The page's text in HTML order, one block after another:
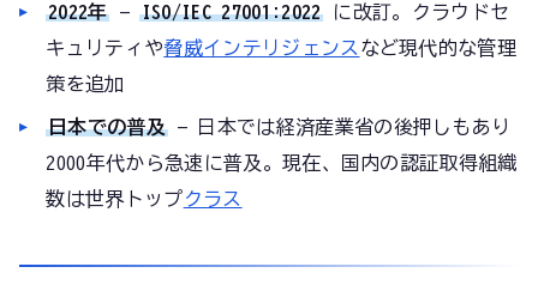
2022年 —ISO/IEC 27001:2022 に改訂。クラウドセ
キュリティや脅威インテリジェンス など現代的な管理
策を追加
日本での普及— 日本では経済産業省の後押しもあり
2000年代から急速に普及。現在、国内の認証取得組織
数は世界トップクラス